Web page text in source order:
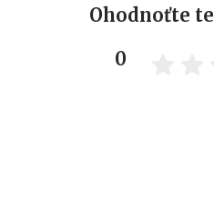
Ohodnoťte
0